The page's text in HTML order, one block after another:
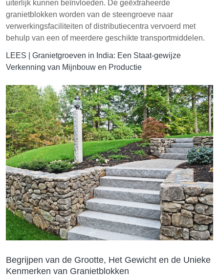
uiterlijk kunnen beïnvloeden. De geëxtraheerde
granietblokken worden van de steengroeve naar
verwerkingsfaciliteiten of distributiecentra vervoerd met
behulp van een of meerdere geschikte transportmiddelen.
LEES | Granietgroeven in India: Een Staat-gewijze
Verkenning van Mijnbouw en Productie
Begrijpen van de Grootte, Het Gewicht en de Unieke
Kenmerken van Granietblokken